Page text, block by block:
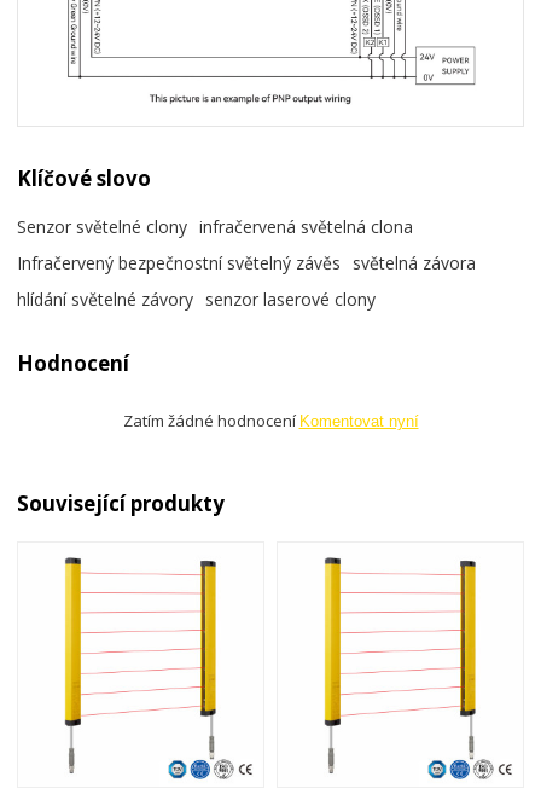
Klíčové slovo
Senzor světelné clony infračervená světelná clona
Infračervený bezpečnostní světelný závěs
světelná závora
hlídání světelné závory senzor laserové clony
Hodnocení
Zatím žádné hodnocení Komentovat nyní
Související produkty